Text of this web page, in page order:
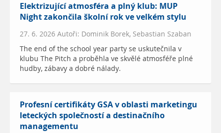
Elektrizující atmosféra a plný klub: MUP
Night zakončila školní rok ve velkém stylu
27. 6. 2026 Autoři: Dominik Borek, Sebastian Szaban
The end of the school year party se uskutečnila v
klubu The Pitch a proběhla ve skvělé atmosféře plné
hudby, zábavy a dobré nálady.
Profesní certifikáty GSA v oblasti marketingu
leteckých společností a destinačního
managementu